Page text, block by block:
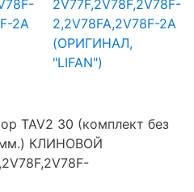
2V77F,2V78F,2V78F-
2,2V78FA,2V78F-2A
(ОРИГИНАЛ,
"LIFAN")
TAV2 30 (комплект без
мм.) КЛИНОВОЙ